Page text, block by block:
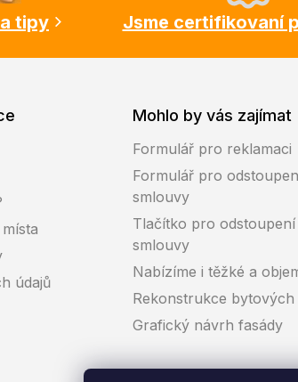
tipy
Jsme certifikovaní
údajů
Mohlo by vás zajímat
Formulář pro reklamaci
Formulář pro
smlouvy
Tlačítko pro odstoupení
smlouvy
Nabízíme i těžké a
Rekonstrukce bytových
Grafický návrh fasády